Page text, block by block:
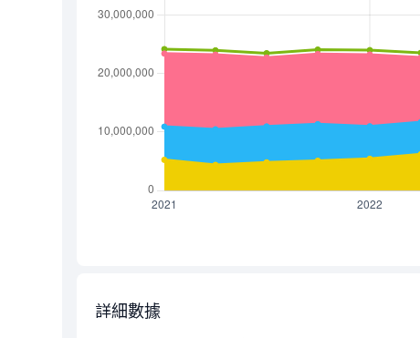
詳細數據